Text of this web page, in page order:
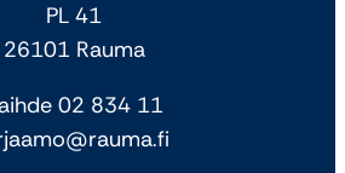
PL 41
26101 Rauma
02 834 11